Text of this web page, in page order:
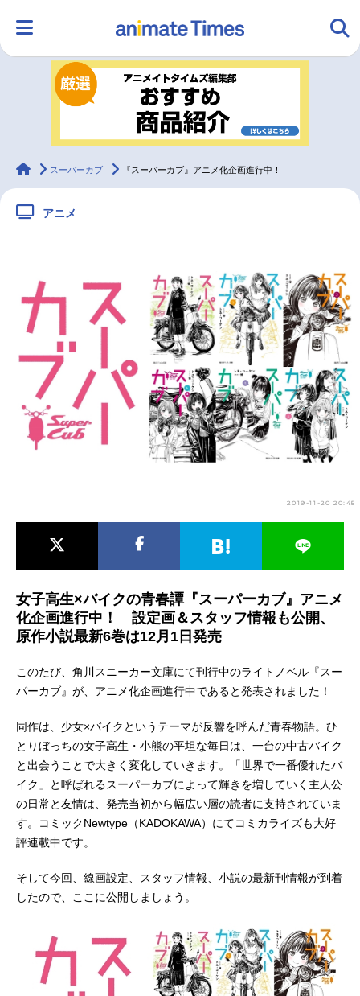
ランキング アニメ
ラジオ みんなの声
2.5次元 配信・Vtuber トレンド 無料マンガ
最新記事一覧
アニメ記事一覧 声優記事一覧
アニメ映画一覧 実写化映画一覧
今期アニメ曜日別一覧
夏アニメ
animateTimes
スーパーカブ 『スーパーカブ』アニメ化企画進行中！
アニメ
2019-11-20 20:45
女子高生×バイクの青春譚『スーパーカブ』アニメ
化企画進行中！ 設定画＆スタッフ情報も公開、
原作小説最新6巻は12月1日発売
このたび、角川スニーカー文庫にて刊行中のライトノベル『スー
パーカブ』が、アニメ化企画進行中であると発表されました！
同作は、少女×バイクというテーマが反響を呼んだ青春物語。ひ
とりぼっちの女子高生・小熊の平坦な毎日は、一台の中古バイク
と出会うことで大きく変化していきます。「世界で一番優れたバ
イク」と呼ばれるスーパーカブによって輝きを増していく主人公
の日常と友情は、発売当初から幅広い層の読者に支持されていま
す。コミックNewtype（KADOKAWA）にてコミカライズも大好
評連載中です。
そして今回、線画設定、スタッフ情報、小説の最新刊情報が到着
したので、ここに公開しましょう。